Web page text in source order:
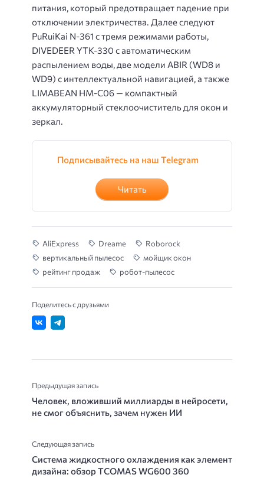
питания, который предотвращает падение при
отключении электричества. Далее следуют
PuRuiKai N-361 с тремя режимами работы,
DIVEDEER YTK-330 с автоматическим
распылением воды, две модели ABIR (WD8 и
WD9) с интеллектуальной навигацией, а также
LIMABEAN HM-C06 — компактный
аккумуляторный стеклоочиститель для окон и
зеркал.
Подписывайтесь на наш Telegram
Читать
AliExpress Dreame
Roborock
вертикальный пылесос
мойщик окон
рейтинг продаж
робот-пылесос
Поделитесь с друзьями
Предыдущая запись
Человек, вложивший миллиарды в нейросети,
не смог объяснить, зачем нужен ИИ
Следующая запись
Система жидкостного охлаждения как элемент
дизайна: обзор TCOMAS WG600 360